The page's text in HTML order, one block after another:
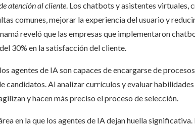
atención al cliente. Los chatbots y asistentes virtuales,
comunes, mejorar la experiencia del usuario y
reveló que las empresas que implementaron
30% en la satisfacción del cliente.
agentes de IA son capaces de encargarse de
candidatos. Al analizar currículos y evaluar
y hacen más preciso el proceso de selección.
en la que los agentes de IA dejan huella significativa.